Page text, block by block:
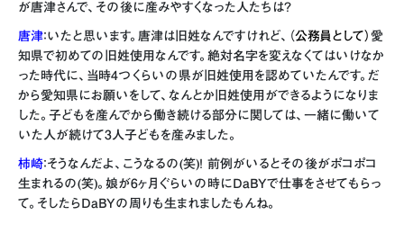
が唐津さんで、その後に産みやすくなった人たちは？
唐津：いたと思います。唐津は旧姓なんですけれど、（公務員として） 愛
知県で初めての旧姓使用なんです。絶対名字を変えなくてはいけなか
った時代に、当時4つくらいの県が旧姓使用を認めていたんです。だ
から愛知県にお願いをして、なんとか旧姓使用ができるようになりま
した。子どもを産んでから働き続ける部分に関しては、一緒に働いて
いた人が続けて3人子どもを産みました。
柿崎：そうなんだよ、こうなるの(笑)！ 前例がいるとその後がポコポコ
生まれるの(笑)。娘が6ヶ月ぐらいの時にDaBYで仕事をさせてもらっ
て。そしたらDaBYの周りも生まれましたもんね。